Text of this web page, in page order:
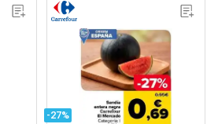
-27%